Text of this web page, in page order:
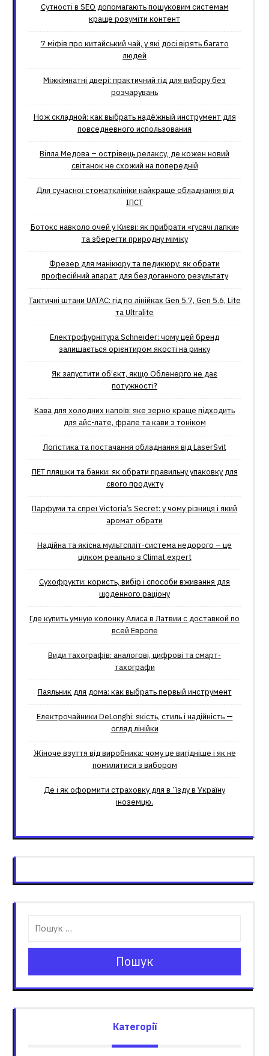
Сутності в SEO допомагають пошуковим системам
краще розуміти контент
7 міфів про китайський чай, у які досі вірять багато
людей
Міжкімнатні двері: практичний гід для вибору без
розчарувань
Нож складной: как выбрать надёжный инструмент для
повседневного использования
Вілла Медова – острівець релаксу, де кожен новий
світанок не схожий на попередній
Для сучасної стоматклініки найкраще обладнання від
ІПСТ
Ботокс навколо очей у Києві: як прибрати «гусячі лапки»
та зберегти природну міміку
Фрезер для манікюру та педикюру: як обрати
професійний апарат для бездоганного результату
Тактичні штани UATAC: гід по лінійках Gen 5.7, Gen 5.6, Lite
та Ultralite
Електрофурнітура Schneider: чому цей бренд
залишається орієнтиром якості на ринку
Як запустити об’єкт, якщо Обленерго не дає
потужності?
Кава для холодних напоїв: яке зерно краще підходить
для айс-лате, фрапе та кави з тоніком
Логістика та постачання обладнання від LaserSvit
ПЕТ пляшки та банки: як обрати правильну упаковку для
свого продукту
Парфуми та спреї Victoria’s Secret: у чому різниця і який
аромат обрати
Надійна та якісна мультспліт-система недорого – це
цілком реально з Climat.еxpert
Сухофрукти: користь, вибір і способи вживання для
щоденного раціону
Где купить умную колонку Алиса в Латвии с доставкой по
всей Европе
Види тахографів: аналогові, цифрові та смарт-
тахографи
Паяльник для дома: как выбрать первый инструмент
Електрочайники DeLonghi: якість, стиль і надійність —
огляд лінійки
Жіноче взуття від виробника: чому це вигідніше і як не
помилитися з вибором
Де і як оформити страховку для вʼїзду в Україну
іноземцю.
Пошук
Категорії